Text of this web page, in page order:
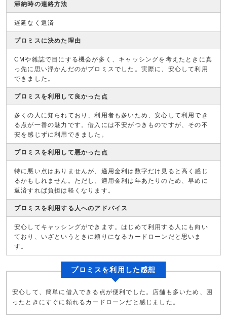
滞納時の連絡方法
遅延なく返済
プロミスに決めた理由
CMや雑誌で目にする機会が多く、キャッシングを考えたときに真
っ先に思い浮かんだのがプロミスでした。実際に、安心して利用
できました。
プロミスを利用して良かった点
多くの人に知られており、利用者も多いため、安心して利用でき
る点が一番の魅力です。借入には不安がつきものですが、その不
安を感じずに利用できました。
プロミスを利用して悪かった点
特に悪い点はありませんが、適用金利は数字だけ見ると高く感じ
るかもしれません。ただし、適用金利は年あたりのため、早めに
返済すれば負担は軽くなります。
プロミスを利用する人へのアドバイス
安心してキャッシングができます。はじめて利用する人にも向い
ており、いざというときに頼りになるカードローンだと思いま
す。
プロミスを利用した感想
安心して、簡単に借入できる点が便利でした。店舗も多いため、困
ったときにすぐに頼れるカードローンだと感じました。